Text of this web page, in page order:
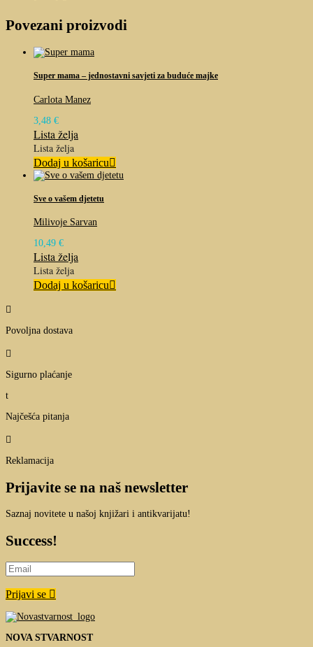
Povezani proizvodi
Super mama – jednostavni savjeti za buduće majke
Carlota Manez
3,48 €
Lista želja
Lista želja
Dodaj u košaricu
Sve o vašem djetetu
Milivoje Sarvan
10,49 €
Lista želja
Lista želja
Dodaj u košaricu

Povoljna dostava

Sigurno plaćanje
t
Najčešća pitanja

Reklamacija
Prijavite se na naš newsletter
Saznaj novitete u našoj knjižari i antikvarijatu!
Success!
Prijavi se
NOVA STVARNOST